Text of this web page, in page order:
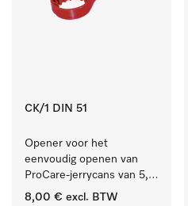
CK/1 DIN 51
Opener voor het
eenvoudig openen van
ProCare-jerrycans van 5,
10 en 20 l.
8,00 € excl. BTW